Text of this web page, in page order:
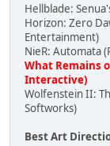
Hellblade:
Horizon: Zero
Entertainment)
NieR: Automata
What Remains
Interactive)
Wolfenstein II:
Softworks)
Best Art